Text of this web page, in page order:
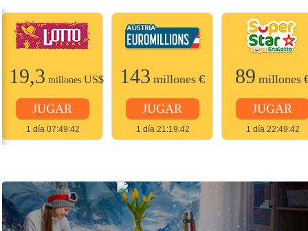
19,3 millones US$
JUGAR
1 día 07:49:42
143 millones €
JUGAR
1 día 21:19:42
89 millones
JUGAR
1 día 22:49:42